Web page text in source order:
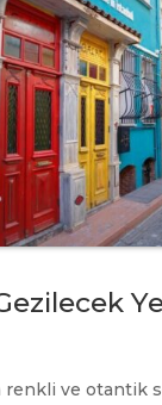
renkli ve otantik